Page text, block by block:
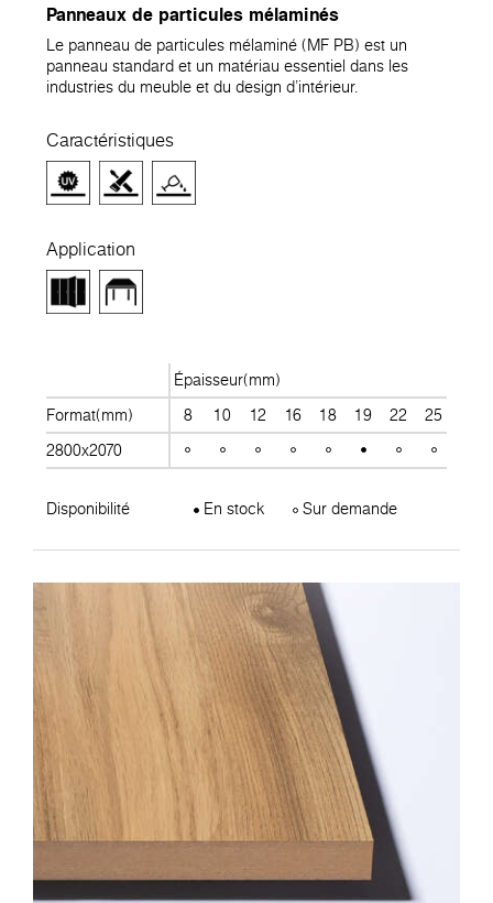
Panneaux de particules mélaminés
Le panneau de particules mélaminé (MF PB) est un
panneau standard et un matériau essentiel dans les
industries du meuble et du design d'intérieur.
Caractéristiques
Application
Épaisseur(mm)
Format(mm)
8 10 12 16 18 19 22 25
2800x2070
Disponibilité En stock Sur demande